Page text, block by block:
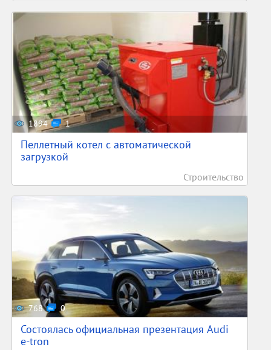
1894 1
Пеллетный котел с автоматической
загрузкой
Строительство
768 0
Состоялась официальная презентация Audi
e-tron